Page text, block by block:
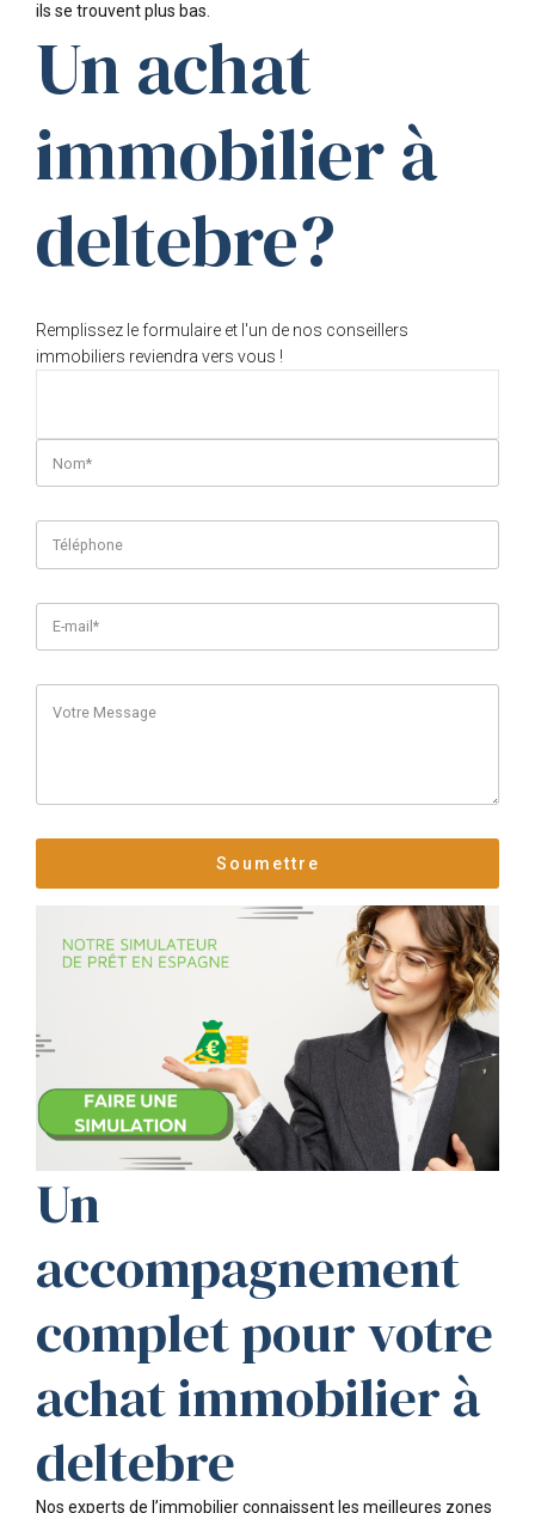
ils se trouvent plus bas.
Un achat
immobilier à
deltebre?
Remplissez le formulaire et l'un de nos conseillers
immobiliers reviendra vers vous !
Un
accompagnement
complet pour votre
achat immobilier à
deltebre
Nos experts de l’immobilier connaissent les meilleures zones